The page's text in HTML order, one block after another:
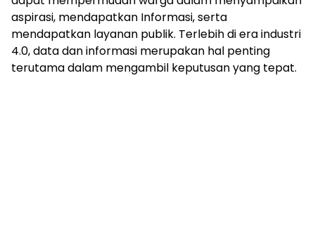
aspirasi, mendapatkan Informasi, serta
mendapatkan layanan publik. Terlebih di era industri
4.0, data dan informasi merupakan hal penting
terutama dalam mengambil keputusan yang tepat.